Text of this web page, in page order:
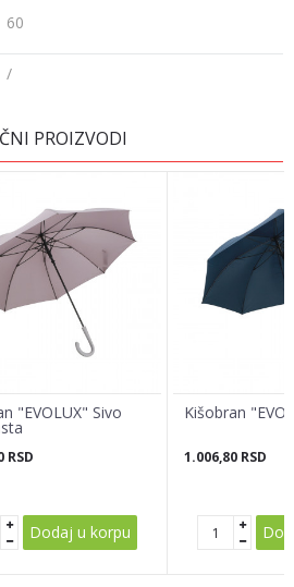
60
/
POŠALJI
PROIZVODI
"EVOLUX" Sivo
RSD
Dodaj u korpu
Kišobran
1.006,80 RSD